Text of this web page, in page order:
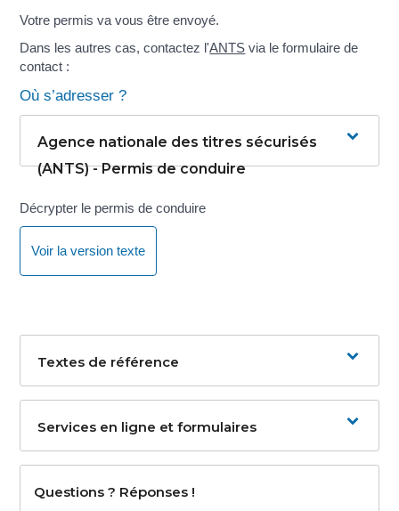
Votre permis va vous être envoyé.
Dans les autres cas, contactez l'ANTS via le formulaire de
contact :
Où s’adresser ?
Agence nationale des titres sécurisés
(ANTS) - Permis de conduire
Décrypter le permis de conduire
Voir la version texte
Textes de référence
Services en ligne et formulaires
Questions ? Réponses !